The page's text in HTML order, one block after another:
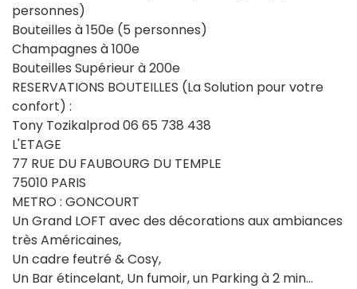
personnes)
Bouteilles à 150e (5 personnes)
Champagnes à 100e
Bouteilles Supérieur à 200e
RESERVATIONS BOUTEILLES (La Solution pour votre
confort) :
Tony Tozikalprod 06 65 738 438
L'ETAGE
77 RUE DU FAUBOURG DU TEMPLE
75010 PARIS
METRO : GONCOURT
Un Grand LOFT avec des décorations aux ambiances
très Américaines,
Un cadre feutré & Cosy,
Un Bar étincelant, Un fumoir, un Parking à 2 min...